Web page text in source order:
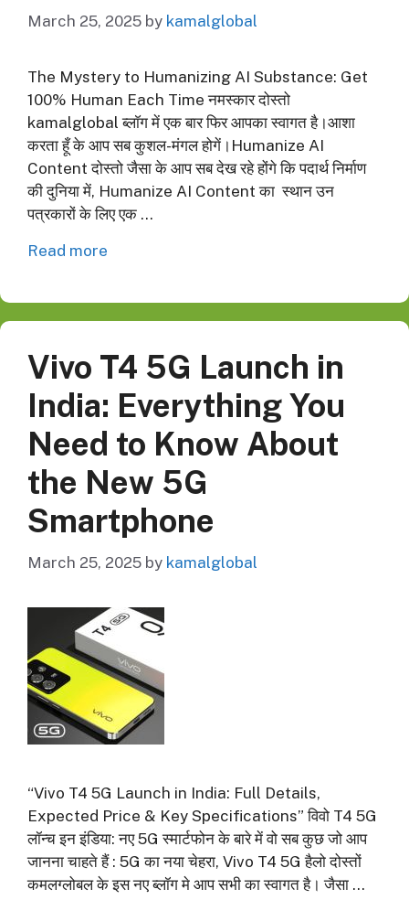
March 25, 2025 by kamalglobal
The Mystery to Humanizing AI Substance: Get
100% Human Each Time नमस्कार दोस्तो
kamalglobal ब्लाॅग में एक बार फिर आपका स्वागत है।आशा
करता हूँ के आप सब कुशल-मंगल होगें।Humanize AI
Content दोस्तो जैसा के आप सब देख रहे होंगे कि पदार्थ निर्माण
की दुनिया में, Humanize AI Content का स्थान उन
पत्रकारों के लिए एक …
Read more
Vivo T4 5G Launch in
India: Everything You
Need to Know About
the New 5G
Smartphone
March 25, 2025 by kamalglobal
“Vivo T4 5G Launch in India: Full Details,
Expected Price & Key Specifications” विवो T4 5G
लॉन्च इन इंडिया: नए 5G स्मार्टफोन के बारे में वो सब कुछ जो आप
जानना चाहते हैं : 5G का नया चेहरा, Vivo T4 5G हैलो दोस्तों
कमलग्लोबल के इस नए ब्लॉग मे आप सभी का स्वागत है। जैसा …